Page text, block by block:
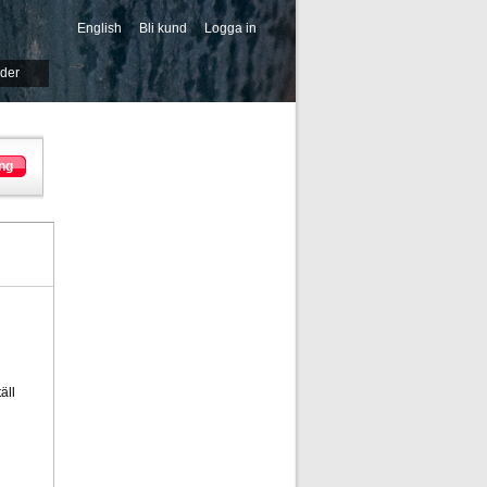
English Bli kund Logga in
-->